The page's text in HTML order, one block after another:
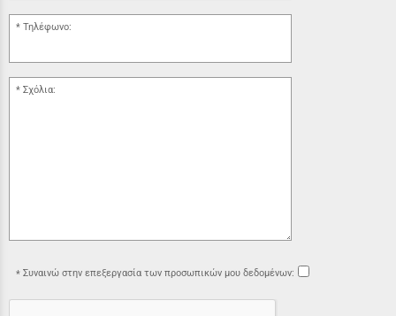
Τηλέφωνο:
Σχόλια:
Συναινώ στην επεξεργασία των προσωπικών μου δεδομένων: